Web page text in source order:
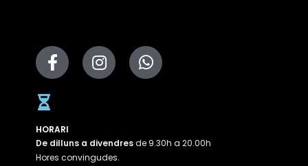
HORARI
De dilluns a divendresde 9.30h a 20.00h
Hores convingudes.